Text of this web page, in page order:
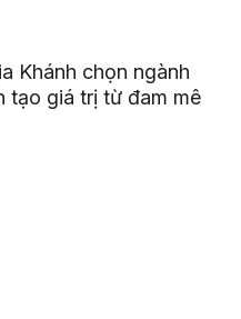
Khánh chọn ngành
tạo giá trị từ đam mê